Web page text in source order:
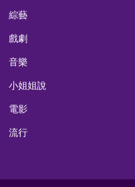
綜藝
戲劇
音樂
小姐姐說
電影
流行